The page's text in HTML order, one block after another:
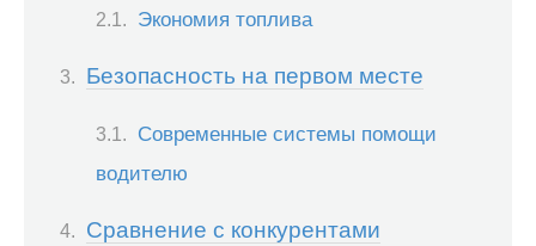
Экономия топлива
Безопасность на первом месте
Современные системы помощи
водителю
Сравнение с конкурентами